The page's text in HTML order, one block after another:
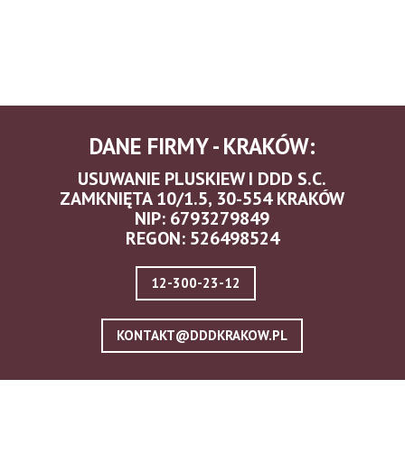
DANE FIRMY - KRAKÓW:
USUWANIE PLUSKIEW I DDD S.C.
ZAMKNIĘTA 10/1.5, 30-554 KRAKÓW
NIP: 6793279849
REGON: 526498524
12-300-23-12
KONTAKT@DDDKRAKOW.PL